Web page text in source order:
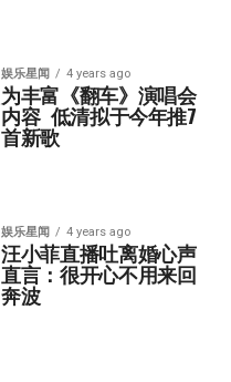
娱乐星闻 4 years ago
为丰富《翻车》演唱会
内容  低清拟于今年推7
首新歌
娱乐星闻 4 years ago
汪小菲直播吐离婚心声
直言：很开心不用来回
奔波